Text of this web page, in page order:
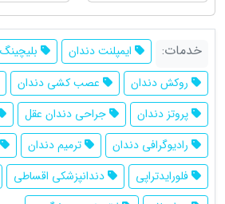
خدمات: ایمپلنت دندان
روکش دندان
عصب کشی دندان
پروتز دندان
جراحی دندان عقل
رادیوگرافی دندان
ترمیم دندان
فلورایدتراپی
دندانپزشکی اقساطی